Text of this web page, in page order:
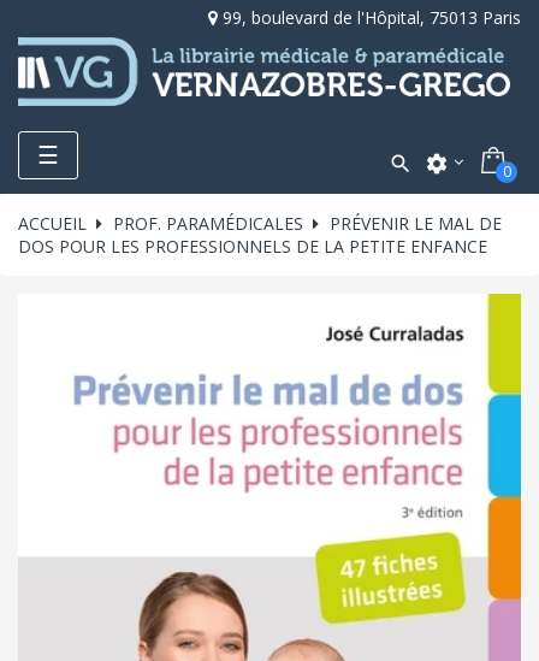
99, boulevard de l'Hôpital, 75013 Paris
Toggle
navigation
☰  settings 0
ACCUEIL PROF. PARAMÉDICALES
PRÉVENIR LE MAL DE
DOS POUR LES PROFESSIONNELS DE LA PETITE ENFANCE